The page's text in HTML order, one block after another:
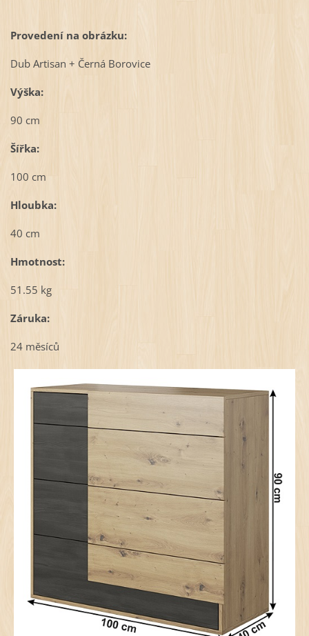
Provedení na obrázku:
Dub Artisan + Černá Borovice
Výška:
90 cm
Šířka:
100 cm
Hloubka:
40 cm
Hmotnost:
51.55 kg
Záruka:
24 měsíců